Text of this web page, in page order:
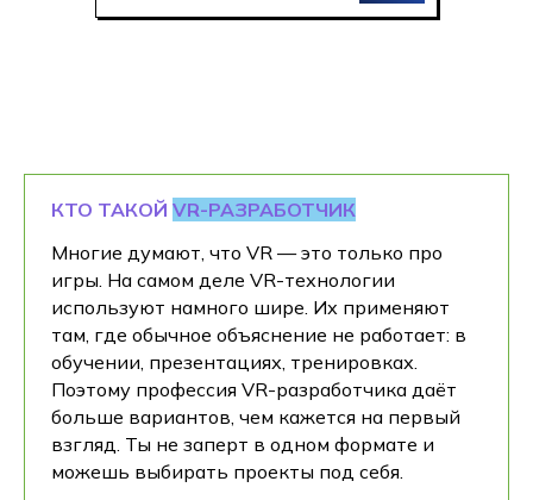
КТО ТАКОЙ VR-РАЗРАБОТЧИК
Многие думают, что VR — это только про
игры. На самом деле VR-технологии
используют намного шире. Их применяют
там, где обычное объяснение не работает: в
обучении, презентациях, тренировках.
Поэтому профессия VR-разработчика даёт
больше вариантов, чем кажется на первый
взгляд. Ты не заперт в одном формате и
можешь выбирать проекты под себя.